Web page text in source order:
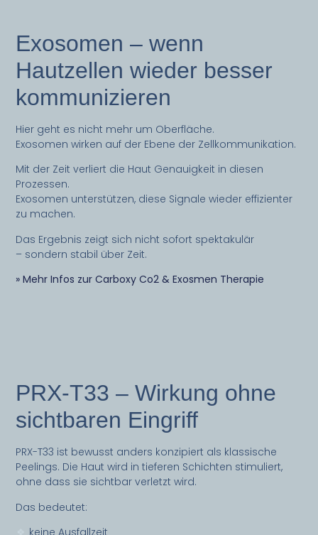
Exosomen – wenn
Hautzellen wieder besser
kommunizieren
Hier geht es nicht mehr um Oberfläche.
Exosomen wirken auf der Ebene der Zellkommunikation.
Mit der Zeit verliert die Haut Genauigkeit in diesen
Prozessen.
Exosomen unterstützen, diese Signale wieder effizienter
zu machen.
Das Ergebnis zeigt sich nicht sofort spektakulär
– sondern stabil über Zeit.
» Mehr Infos zur Carboxy Co2 & Exosmen Therapie
PRX-T33 – Wirkung ohne
sichtbaren Eingriff
PRX-T33 ist bewusst anders konzipiert als klassische
Peelings. Die Haut wird in tieferen Schichten stimuliert,
ohne dass sie sichtbar verletzt wird.
Das bedeutet: